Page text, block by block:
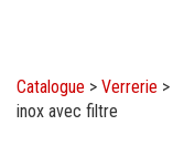
Catalogue > Verrerie >
inox avec filtre